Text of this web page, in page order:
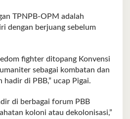
TPNPB-OPM adalah
dengan berjuang sebelum
fighter ditopang Konvensi
sebagai kombatan dan
hadir di PBB,” ucap Pigai.
di berbagai forum PBB
koloni atau dekolonisasi,”